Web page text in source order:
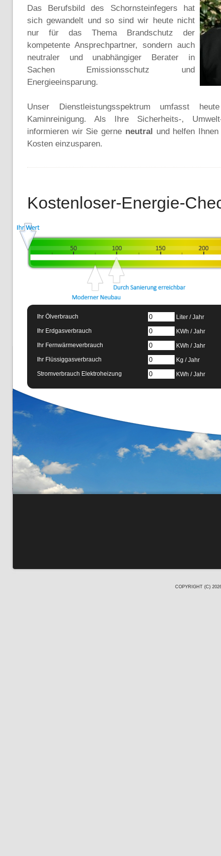
Das Berufsbild des Schornsteinfegers hat
sich gewandelt und so sind wir heute nicht
nur für das Thema Brandschutz der
kompetente Ansprechpartner, sondern auch
neutraler und unabhängiger Berater in
Sachen Emissionsschutz und
Energieeinsparung.
Unser Dienstleistungsspektrum umfasst
Kaminreinigung. Als Ihre Sicherheits-,
informieren wir Sie gerne neutral und helfen
Kosten einzusparen.
Kostenloser-Energie-
Ihr Ölverbrauch
Liter / Jahr
Ihr Erdgasverbrauch
KWh / Jahr
Ihr Fernwärmeverbrauch
KWh / Jahr
Ihr Flüssiggasverbrauch
Kg / Jahr
Stromverbrauch Elektroheizung
KWh / Jahr
COPYRIGHT (C)